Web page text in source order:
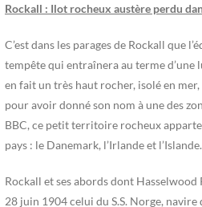
Rockall : Ilot rocheux austère perdu
C’est dans les parages de Rockall que
tempête qui entraînera au terme d’une
en fait un très haut rocher, isolé en
pour avoir donné son nom à une des
BBC, ce petit territoire rocheux
pays : le Danemark, l’Irlande et l’Islande.
Rockall et ses abords dont
28 juin 1904 celui du S.S. Norge,